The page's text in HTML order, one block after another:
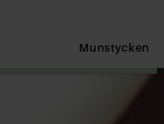
Munstycken